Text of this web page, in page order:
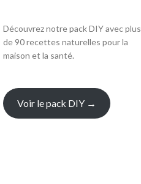
Découvrez notre pack DIY avec plus
de 90 recettes naturelles pour la
maison et la santé.
Voir le pack DIY →